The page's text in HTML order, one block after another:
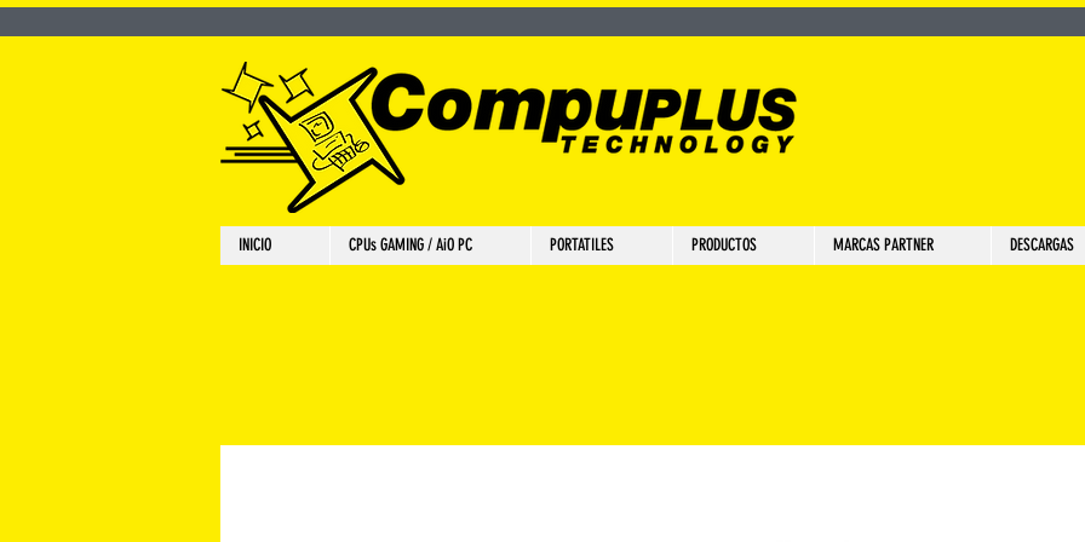
INICIO CPUs GAMING / AiO PC PORTATILES PRODUCTOS MARCAS PARTNER DESCARGAS